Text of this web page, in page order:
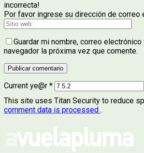
incorrecta!
Por favor ingrese su dirección de correo
Guardar mi nombre, correo
navegador la próxima vez que comente.
Current ye@r *
This site uses Titan Security to reduce
comment data is processed .